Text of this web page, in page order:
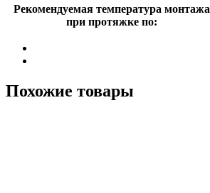
Рекомендуемая температура монтажа
при протяжке по:
Похожие товары